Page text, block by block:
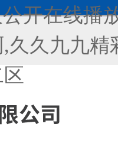
开在线播
久九九